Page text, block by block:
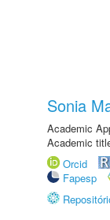
Sonia
Academic
Academic
Orcid
Fapesp